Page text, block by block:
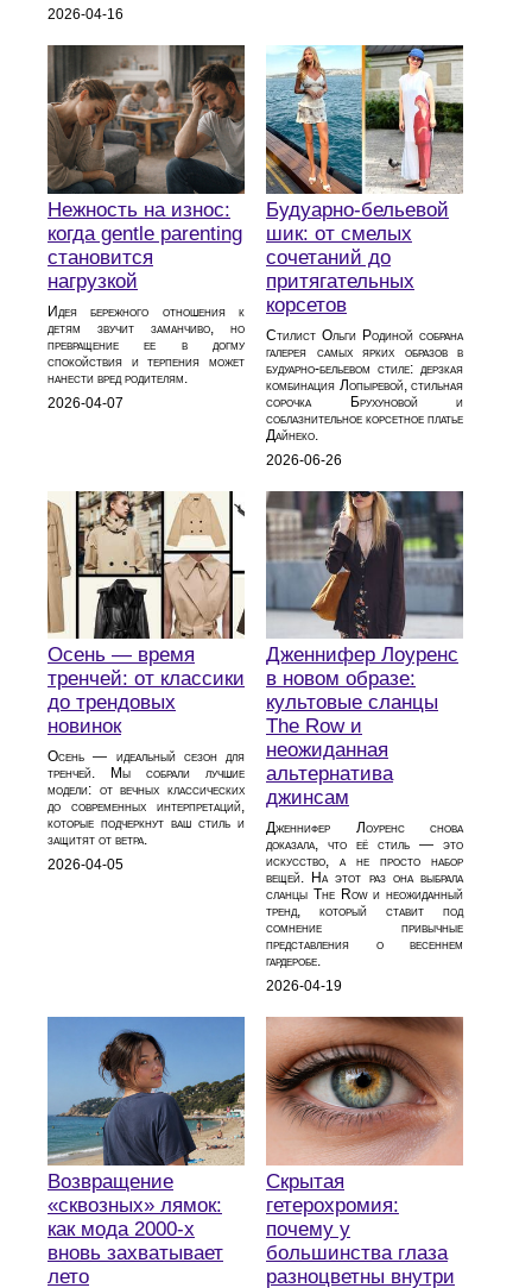
2026-04-16
Нежность на износ:
когда gentle parenting
становится
нагрузкой
Идея бережного отношения к
детям звучит заманчиво, но
превращение ее в догму
спокойствия и терпения может
нанести вред родителям.
2026-04-07
Будуарно‑бельевой
шик: от смелых
сочетаний до
притягательных
корсетов
Стилист Ольги Родиной собрана
галерея самых ярких образов в
будуарно‑бельевом стиле: дерзкая
комбинация Лопыревой, стильная
сорочка Брухуновой и
соблазнительное корсетное платье
Дайнеко.
2026-06-26
Осень — время
тренчей: от классики
до трендовых
новинок
Осень — идеальный сезон для
тренчей. Мы собрали лучшие
модели: от вечных классических
до современных интерпретаций,
которые подчеркнут ваш стиль и
защитят от ветра.
2026-04-05
Дженнифер Лоуренс
в новом образе:
культовые сланцы
The Row и
неожиданная
альтернатива
джинсам
Дженнифер Лоуренс снова
доказала, что её стиль — это
искусство, а не просто набор
вещей. На этот раз она выбрала
сланцы The Row и неожиданный
тренд, который ставит под
сомнение привычные
представления о весеннем
гардеробе.
2026-04-19
Возвращение
«сквозных» лямок:
как мода 2000‑х
вновь захватывает
лето
Скрытая
гетерохромия:
почему у
большинства глаза
разноцветны внутри